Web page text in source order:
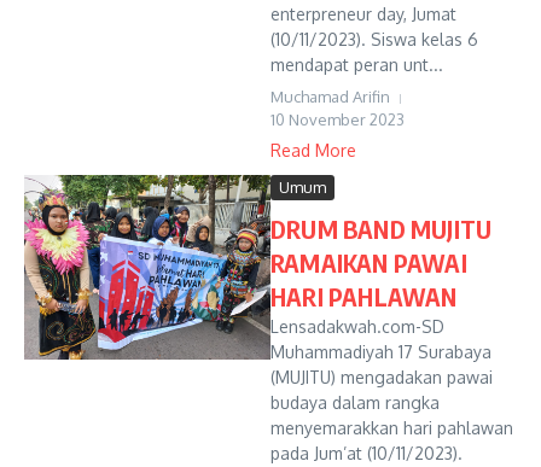
enterpreneur day, Jumat
(10/11/2023). Siswa kelas 6
mendapat peran unt...
Muchamad Arifin
10 November 2023
Read More
Umum
DRUM BAND MUJITU
RAMAIKAN PAWAI
HARI PAHLAWAN
Lensadakwah.com-SD
Muhammadiyah 17 Surabaya
(MUJITU) mengadakan pawai
budaya dalam rangka
menyemarakkan hari pahlawan
pada Jum’at (10/11/2023).